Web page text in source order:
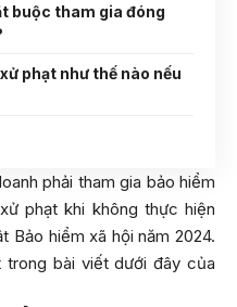
buộc tham gia đóng
phạt như thế nào nếu
phải tham gia bảo hiểm
phạt khi không thực hiện
Bảo hiểm xã hội năm 2024.
bài viết dưới đây của